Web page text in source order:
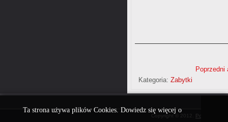
Poprzedni
Kategoria: Zabytki
Copyright © 2012. Portal
Ta strona używa plików Cookies. Dowiedz się więcej o